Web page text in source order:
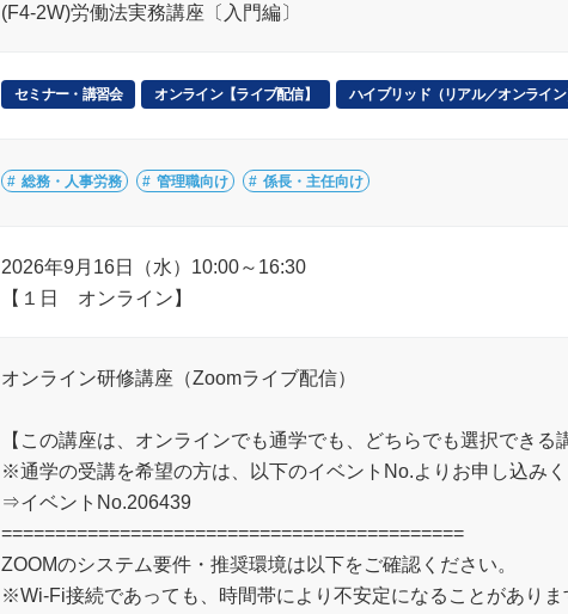
(F4-2W)労働法実務講座〔入門編〕
セミナー・講習会 オンライン【ライブ配信】 ハイブリッド（リアル／オンライン
総務・人事労務 管理職向け 係長・主任向け
2026年9月16日（水）10:00～16:30
【１日 オンライン】
オンライン研修講座（Zoomライブ配信）
【この講座は、オンラインでも通学でも、どちらでも選択できる
※通学の受講を希望の方は、以下のイベントNo.よりお申し込み
⇒イベントNo.206439
===========================================
ZOOMのシステム要件・推奨環境は以下をご確認ください。
※Wi-Fi接続であっても、時間帯により不安定になることがありま